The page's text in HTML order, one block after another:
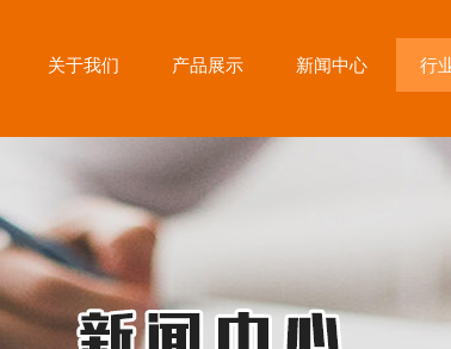
关于我们 产品展示 新闻中心 行